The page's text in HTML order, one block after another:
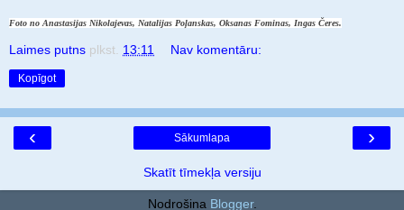
Foto no Anastasijas Nikolajevas, Natalijas Poļanskas, Oksanas Fominas, Ingas Čeres.
Laimes putns plkst. 13:11 Nav komentāru:
Kopīgot
‹ ›
Sākumlapa
Skatīt tīmekļa versiju
Nodrošina Blogger.